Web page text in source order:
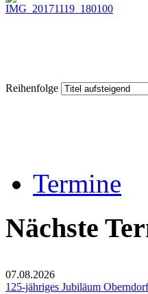
Reihenfolge
Termine
Nächste
07.08.2026
125-jähriges Jubiläum Oberndorf